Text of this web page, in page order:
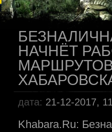
НАЧНЁТ
дата: 21-12-2017,
Khabara.Ru: